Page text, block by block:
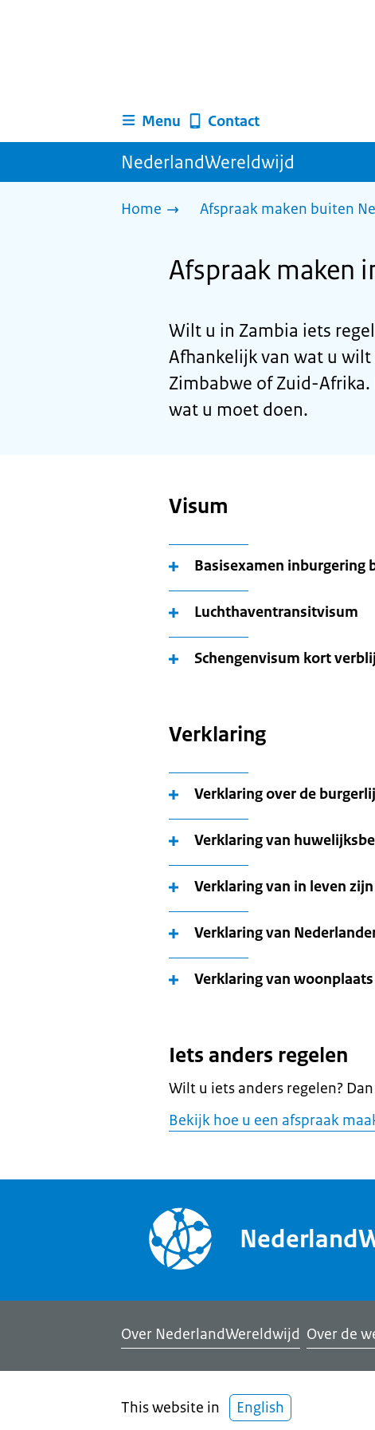
Menu Contact
NederlandWereldwijd
Home Afspraak maken buiten
Afspraak maken
Wilt u in Zambia iets
Afhankelijk van wat u
Zimbabwe of Zuid-
wat u moet doen.
Visum
Basisexamen inburgering
Luchthaventransitvisum
Schengenvisum kort
Verklaring
Verklaring over de
Verklaring van
Verklaring van in leven zijn
Verklaring van
Verklaring van woonplaats
Iets anders regelen
Wilt u iets anders regelen?
Bekijk hoe u een afspraak
Over NederlandWereldwijd Over de
This website in English